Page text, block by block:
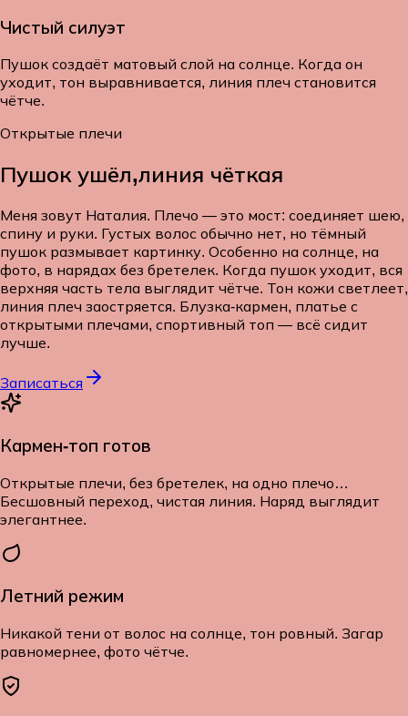
Чистый силуэт
Пушок создаёт матовый слой на солнце. Когда он
уходит, тон выравнивается, линия плеч становится
чётче.
Открытые плечи
Пушок ушёл,линия чёткая
Меня зовут Наталия. Плечо — это мост: соединяет шею,
спину и руки. Густых волос обычно нет, но тёмный
пушок размывает картинку. Особенно на солнце, на
фото, в нарядах без бретелек. Когда пушок уходит, вся
верхняя часть тела выглядит чётче. Тон кожи светлеет,
линия плеч заостряется. Блузка-кармен, платье с
открытыми плечами, спортивный топ — всё сидит
лучше.
Записаться
Кармен-топ готов
Открытые плечи, без бретелек, на одно плечо…
Бесшовный переход, чистая линия. Наряд выглядит
элегантнее.
Летний режим
Никакой тени от волос на солнце, тон ровный. Загар
равномернее, фото чётче.